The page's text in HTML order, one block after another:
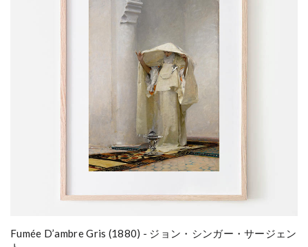
Fumée D’ambre Gris (1880) - ジョン・シンガー・サージェン